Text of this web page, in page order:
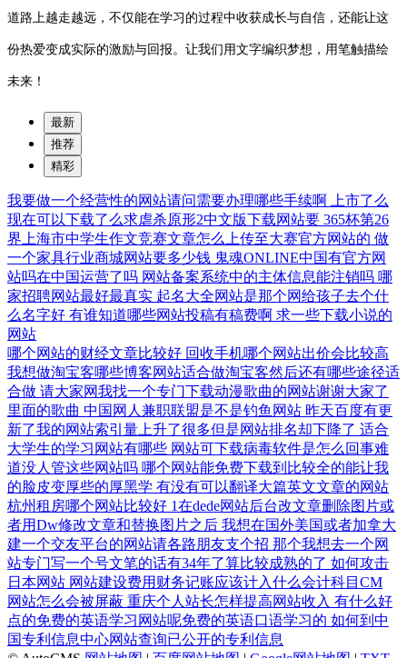
道路上越走越远，不仅能在学习的过程中收获成长与自信，还能让这
份热爱变成实际的激励与回报。让我们用文字编织梦想，用笔触描绘
未来！
最新
推荐
精彩
我要做一个经营性的网站请问需要办理哪些手续啊
上市了么
现在可以下载了么求虐杀原形2中文版下载网站要 365杯第26
界上海市中学生作文竞赛文章怎么上传至大赛官方网站的 做
一个家具行业商城网站要多少钱 鬼魂ONLINE中国有官方网
站吗在中国运营了吗 网站备案系统中的主体信息能注销吗 哪
家招聘网站最好最真实 起名大全网站是那个网给孩子去个什
么名字好 有谁知道哪些网站投稿有稿费啊 求一些下载小说的
网站
哪个网站的财经文章比较好 回收手机哪个网站出价会比较高
我想做淘宝客哪些博客网站适合做淘宝客然后还有哪些途径适
合做 请大家网我找一个专门下载动漫歌曲的网站谢谢大家了
里面的歌曲 中国网人兼职联盟是不是钓鱼网站 昨天百度有更
新了我的网站索引量上升了很多但是网站排名却下降了 适合
大学生的学习网站有哪些 网站可下载病毒软件是怎么回事难
道没人管这些网站吗 哪个网站能免费下载到比较全的能让我
的脸皮变厚些的厚黑学 有没有可以翻译大篇英文文章的网站
杭州租房哪个网站比较好 1在dede网站后台改文章删除图片或
者用Dw修改文章和替换图片之后 我想在国外美国或者加拿大
建一个交友平台的网站请各路朋友支个招 那个我想去一个网
站专门写一个号文笔的话有34年了算比较成熟的了 如何攻击
日本网站 网站建设费用财务记账应该计入什么会计科目CM
网站怎么会被屏蔽 重庆个人站长怎样提高网站收入 有什么好
点的免费的英语学习网站呢免费的英语口语学习的 如何到中
国专利信息中心网站查询已公开的专利信息